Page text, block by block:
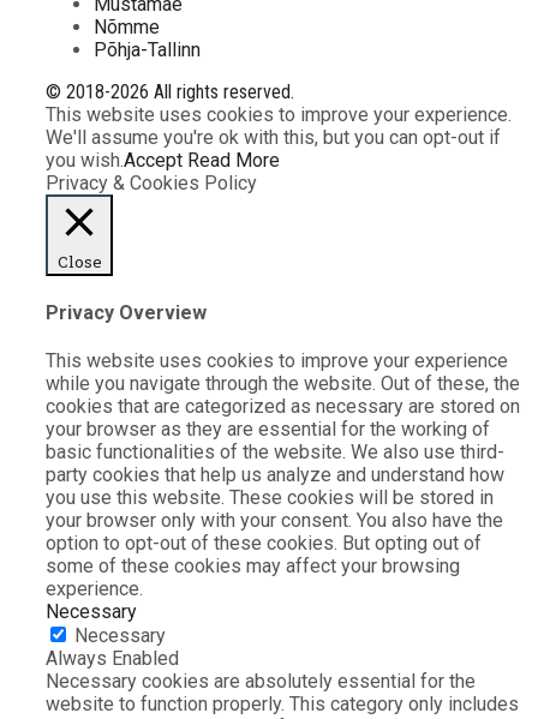
Nõmme
Põhja-Tallinn
© 2018-2026 All rights reserved.
This website uses cookies to improve your experience.
We'll assume you're ok with this, but you can opt-out if
you wish.Accept Read More
Privacy & Cookies Policy
Close
Privacy Overview
This website uses cookies to improve your experience
while you navigate through the website. Out of these, the
cookies that are categorized as necessary are stored on
your browser as they are essential for the working of
basic functionalities of the website. We also use third-
party cookies that help us analyze and understand how
you use this website. These cookies will be stored in
your browser only with your consent. You also have the
option to opt-out of these cookies. But opting out of
some of these cookies may affect your browsing
experience.
Necessary
Necessary
Always Enabled
Necessary cookies are absolutely essential for the
website to function properly. This category only includes